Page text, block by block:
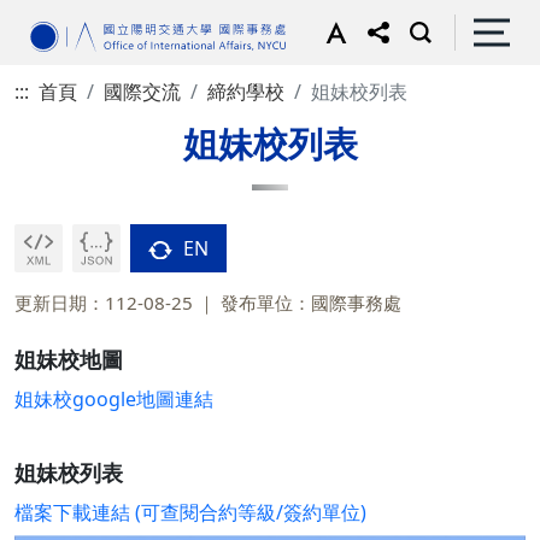
::: 首頁 國際交流 締約學校 姐妹校列表
姐妹校列表
EN
更新日期：112-08-25 發布單位：國際事務處
姐妹校地圖
姐妹校google地圖連結
姐妹校列表
檔案下載連結 (可查閱合約等級/簽約單位)